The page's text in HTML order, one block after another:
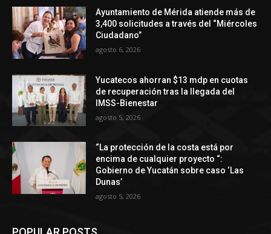
Ayuntamiento de Mérida atiende más de
3,400 solicitudes a través del “Miércoles
Ciudadano”
agosto 6, 2026
Yucatecos ahorran $13 mdp en cuotas
de recuperación tras la llegada del
IMSS-Bienestar
agosto 5, 2026
“La protección de la costa está por
encima de cualquier proyecto “:
Gobierno de Yucatán sobre caso ‘Las
Dunas’
agosto 5, 2026